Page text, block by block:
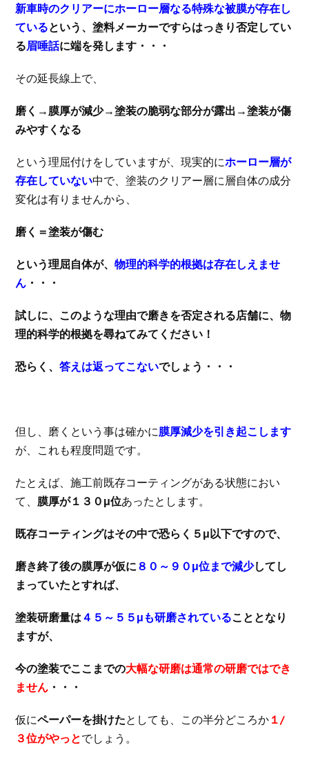
新車時のクリアーにホーロー層なる特殊な被膜が存在し
ているという、塗料メーカーですらはっきり否定してい
る眉唾話に端を発します・・・
その延長線上で、
磨く→膜厚が減少→塗装の脆弱な部分が露出→塗装が傷
みやすくなる
という理屈付けをしていますが、現実的にホーロー層が
存在していない中で、塗装のクリアー層に層自体の成分
変化は有りませんから、
磨く＝塗装が傷む
という理屈自体が、物理的科学的根拠は存在しえませ
ん ・・・
試しに、このような理由で磨きを否定される店舗に、物
理的科学的根拠を尋ねてみてください！
恐らく、答えは返ってこないでしょう・・・
但し、磨くという事は確かに膜厚減少を引き起こします
が、これも程度問題です。
たとえば、施工前既存コーティングがある状態におい
て、 膜厚が１３０μ位あったとします。
既存コーティングはその中で恐らく５μ以下ですので、
磨き終了後の膜厚が仮に ８０～９０μ位まで減少してし
まっていたとすれば、
塗装研磨量は４５～５５μも研磨されていることとなり
ますが、
今の塗装でここまでの大幅な研磨は通常の研磨ではでき
ません ・・・
仮にペーパーを掛けたとしても、この半分どころか １/
３位がやっとでしょう。